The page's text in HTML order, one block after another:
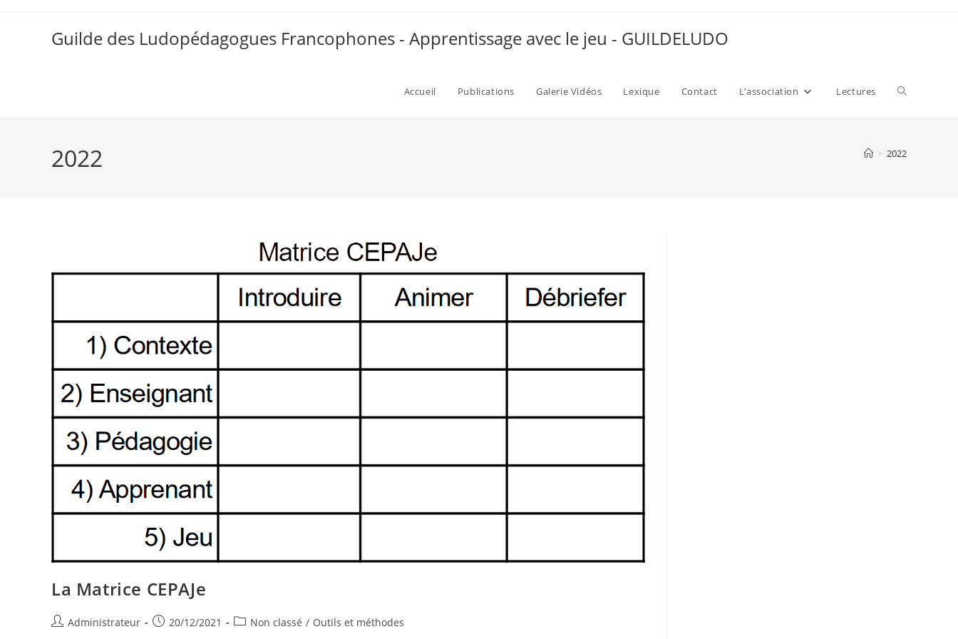
Guilde des Ludopédagogues Francophones - Apprentissage avec le jeu - GUILDELUDO
Accueil Publications Galerie Vidéos Lexique Contact L’association Lectures Toggle
2022 > 2022
La Matrice CEPAJe
Auteur/autrice
Administrateur
Publication
20/12/2021
PostNon classé / Outils et méthodes